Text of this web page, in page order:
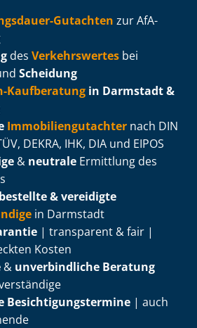
Gutachten zur AfA-
des Verkehrswertes bei
Scheidung
Kaufberatung in Darmstadt &
Im­mo­bi­li­en­gut­ach­ter nach DIN
DEKRA, IHK, DIA und EIPOS
& neutrale Ermittlung des
& vereidigte
in Darmstadt
| transparent & fair |
Kosten
& unverbindliche Beratung
Be­sich­ti­gungs­ter­mi­ne | auch